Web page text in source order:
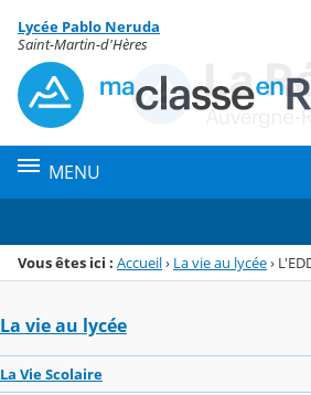
Menu de la rubrique
Contenu
Lycée Pablo Neruda
Saint-Martin-d'Hères
MENU
Vous êtes ici : Accueil› La vie au lycée›
La vie au lycée
La Vie Scolaire